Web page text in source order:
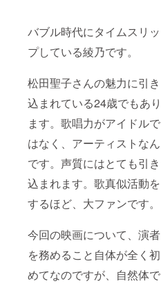
バブル時代にタイムスリッ
プしている綾乃です。
松田聖子さんの魅力に引き
込まれている24歳でもあり
ます。歌唱力がアイドルで
はなく、アーティストなん
です。声質にはとても引き
込まれます。歌真似活動を
するほど、大ファンです。
今回の映画について、演者
を務めること自体が全く初
めてなのですが、自然体で